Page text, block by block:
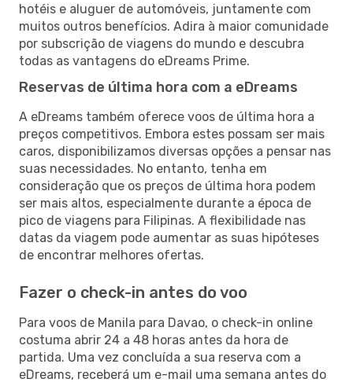
hotéis e aluguer de automóveis, juntamente com
muitos outros benefícios. Adira à maior comunidade
por subscrição de viagens do mundo e descubra
todas as vantagens do eDreams Prime.
Reservas de última hora com a eDreams
A eDreams também oferece voos de última hora a
preços competitivos. Embora estes possam ser mais
caros, disponibilizamos diversas opções a pensar nas
suas necessidades. No entanto, tenha em
consideração que os preços de última hora podem
ser mais altos, especialmente durante a época de
pico de viagens para Filipinas. A flexibilidade nas
datas da viagem pode aumentar as suas hipóteses
de encontrar melhores ofertas.
Fazer o check-in antes do voo
Para voos de Manila para Davao, o check-in online
costuma abrir 24 a 48 horas antes da hora de
partida. Uma vez concluída a sua reserva com a
eDreams, receberá um e-mail uma semana antes do